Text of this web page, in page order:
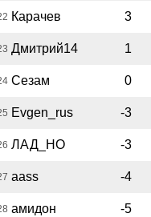
Карачев 3
Дмитрий14 1
Сезам 0
Evgen_rus -3
ЛАД_НО -3
aass -4
амидон -5